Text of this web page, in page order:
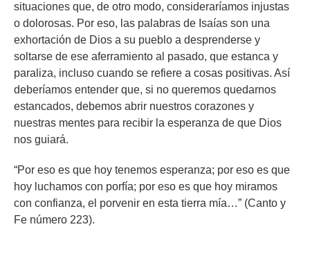
situaciones que, de otro modo, consideraríamos injustas
o dolorosas. Por eso, las palabras de Isaías son una
exhortación de Dios a su pueblo a desprenderse y
soltarse de ese aferramiento al pasado, que estanca y
paraliza, incluso cuando se refiere a cosas positivas. Así
deberíamos entender que, si no queremos quedarnos
estancados, debemos abrir nuestros corazones y
nuestras mentes para recibir la esperanza de que Dios
nos guiará.
“Por eso es que hoy tenemos esperanza; por eso es que
hoy luchamos con porfía; por eso es que hoy miramos
con confianza, el porvenir en esta tierra mía…” (Canto y
Fe número 223).